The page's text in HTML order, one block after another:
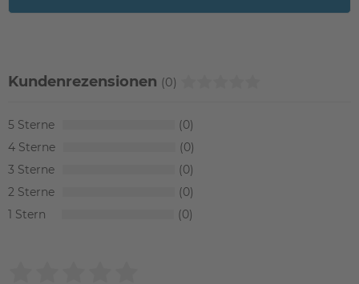
Kundenrezensionen (0)
5
0
4
0
3
0
2
0
1
0